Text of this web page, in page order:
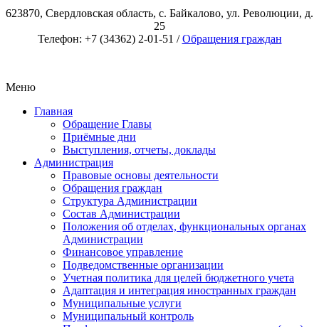
623870, Свердловская область, с. Байкалово, ул. Революции, д.
25
Телефон: +7 (34362) 2-01-51 /Обращения граждан
Меню
Главная
Обращение Главы
Приёмные дни
Выступления, отчеты, доклады
Администрация
Правовые основы деятельности
Обращения граждан
Структура Администрации
Состав Администрации
Положения об отделах, функциональных органах
Администрации
Финансовое управление
Подведомственные организации
Учетная политика для целей бюджетного учета
Адаптация и интеграция иностранных граждан
Муниципальные услуги
Муниципальный контроль